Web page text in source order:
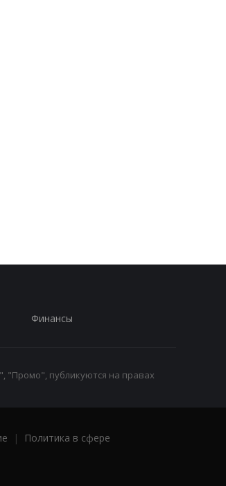
Финансы
"Промо", публикуются на правах
|
Политика в сфере